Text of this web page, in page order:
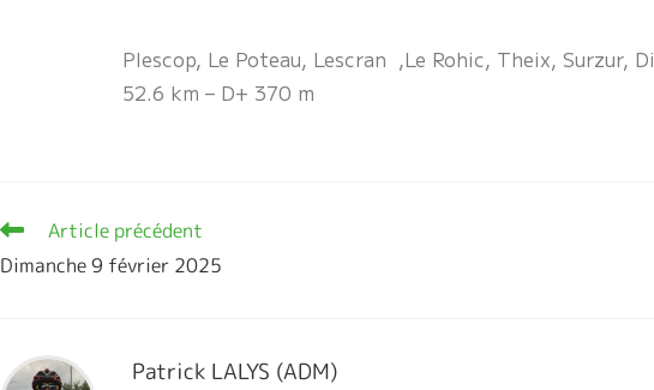
Plescop, Le Poteau, Lescran ,Le Rohic, Theix, Surzur,
52.6 km – D+ 370 m
Article précédent
Dimanche 9 février 2025
Patrick LALYS (ADM)